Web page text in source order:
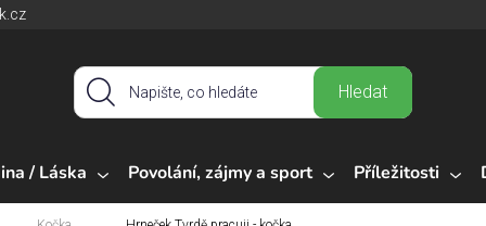
Hledat
/ Láska Povolání, zájmy a sport Příležitosti